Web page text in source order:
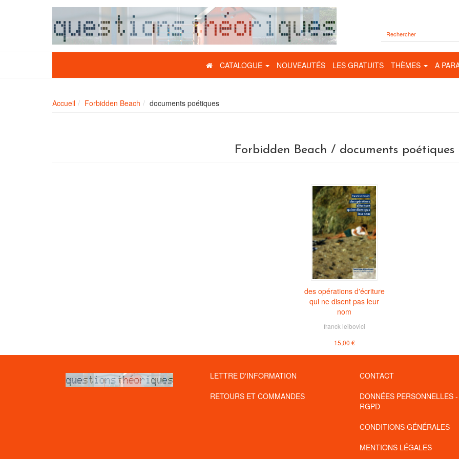
CATALOGUE NOUVEAUTÉS LES GRATUITS THÈMES A
Accueil Forbidden Beach documents poétiques
Forbidden Beach / documents poétiques
des opérations d'écriture
qui ne disent pas leur
nom
franck leibovici
15,00 €
LETTRE D'INFORMATION
RETOURS ET COMMANDES
CONTACT
DONNÉES PERSONNELLES -
RGPD
CONDITIONS GÉNÉRALES
MENTIONS LÉGALES